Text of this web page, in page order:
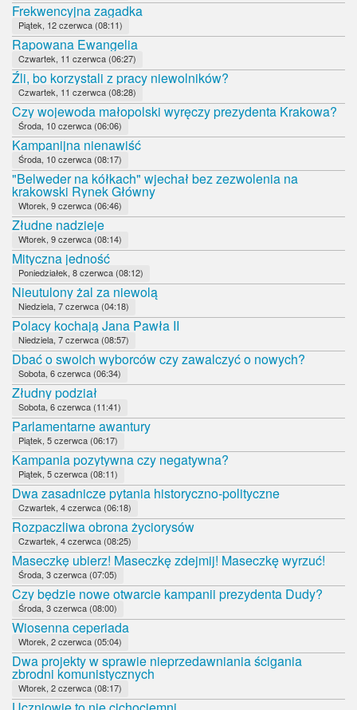
Frekwencyjna zagadka
Piątek, 12 czerwca (08:11)
Rapowana Ewangelia
Czwartek, 11 czerwca (06:27)
Źli, bo korzystali z pracy niewolników?
Czwartek, 11 czerwca (08:28)
Czy wojewoda małopolski wyręczy prezydenta Krakowa?
Środa, 10 czerwca (06:06)
Kampanijna nienawiść
Środa, 10 czerwca (08:17)
"Belweder na kółkach" wjechał bez zezwolenia na
krakowski Rynek Główny
Wtorek, 9 czerwca (06:46)
Złudne nadzieje
Wtorek, 9 czerwca (08:14)
Mityczna jedność
Poniedziałek, 8 czerwca (08:12)
Nieutulony żal za niewolą
Niedziela, 7 czerwca (04:18)
Polacy kochają Jana Pawła II
Niedziela, 7 czerwca (08:57)
Dbać o swoich wyborców czy zawalczyć o nowych?
Sobota, 6 czerwca (06:34)
Złudny podział
Sobota, 6 czerwca (11:41)
Parlamentarne awantury
Piątek, 5 czerwca (06:17)
Kampania pozytywna czy negatywna?
Piątek, 5 czerwca (08:11)
Dwa zasadnicze pytania historyczno-polityczne
Czwartek, 4 czerwca (06:18)
Rozpaczliwa obrona życiorysów
Czwartek, 4 czerwca (08:25)
Maseczkę ubierz! Maseczkę zdejmij! Maseczkę wyrzuć!
Środa, 3 czerwca (07:05)
Czy będzie nowe otwarcie kampanii prezydenta Dudy?
Środa, 3 czerwca (08:00)
Wiosenna ceperiada
Wtorek, 2 czerwca (05:04)
Dwa projekty w sprawie nieprzedawniania ścigania
zbrodni komunistycznych
Wtorek, 2 czerwca (08:17)